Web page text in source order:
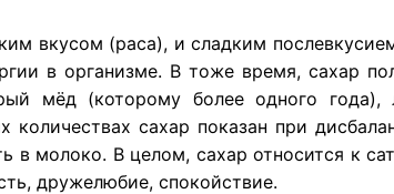
вкусом (раса), и сладким
в организме. В тоже время, сахар
мёд (которому более одного
сахар показан при
в молоко. В целом, сахар относится к
дружелюбие, спокойствие.